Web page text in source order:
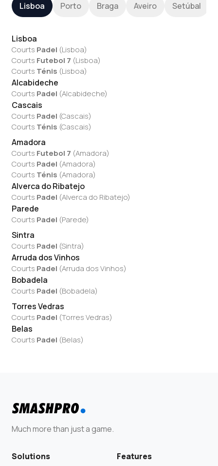
Lisboa Porto Braga Aveiro Setúbal
Lisboa
Courts Padel (Lisboa)
Courts Futebol 7 (Lisboa)
Courts Ténis (Lisboa)
Alcabideche
Courts Padel (Alcabideche)
Cascais
Courts Padel (Cascais)
Courts Ténis (Cascais)
Amadora
Courts Futebol 7 (Amadora)
Courts Padel (Amadora)
Courts Ténis (Amadora)
Alverca do Ribatejo
Courts Padel (Alverca do Ribatejo)
Parede
Courts Padel (Parede)
Sintra
Courts Padel (Sintra)
Arruda dos Vinhos
Courts Padel (Arruda dos Vinhos)
Bobadela
Courts Padel (Bobadela)
Torres Vedras
Courts Padel (Torres Vedras)
Belas
Courts Padel (Belas)
Much more than just a game.
Solutions
Features